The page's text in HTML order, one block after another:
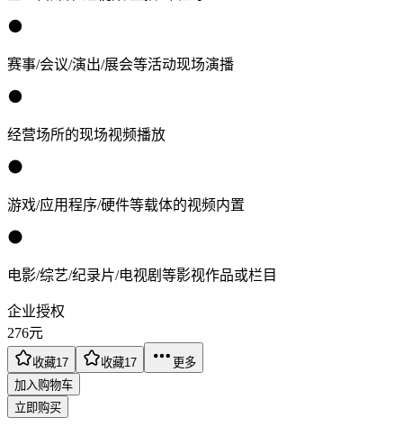
赛事/会议/演出/展会等活动现场演播
经营场所的现场视频播放
游戏/应用程序/硬件等载体的视频内置
电影/综艺/纪录片/电视剧等影视作品或栏目
企业授权
276元
收藏17 收藏17
更多
加入购物车
立即购买